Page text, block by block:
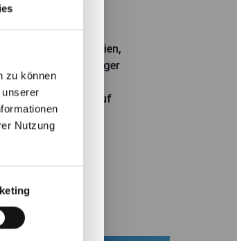
zu können
Nutzung
global in Aktien,
Fondsmanager
in Bezug auf
Bestätigen